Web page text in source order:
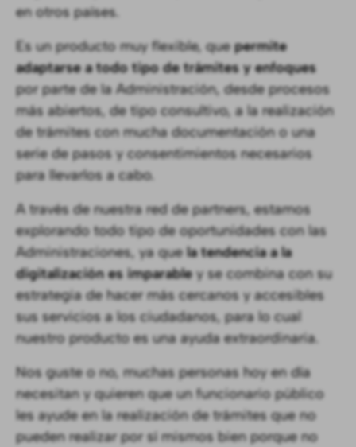
en otros países.
Es un producto muy flexible, quepermite
adaptarse a todo tipo de trámites y enfoques
por parte de la Administración, desde procesos
más abiertos, de tipo consultivo, a la realización
de trámites con mucha documentación o una
serie de pasos y consentimientos necesarios
para llevarlos a cabo.
A través de nuestra red de partners, estamos
explorando todo tipo de oportunidades con las
Administraciones, ya quela tendencia a la
digitalización es imparabley se combina con su
estrategia de hacer más cercanos y accesibles
sus servicios a los ciudadanos, para lo cual
nuestro producto es una ayuda extraordinaria.
Nos guste o no, muchas personas hoy en día
necesitan y quieren que un funcionario público
les ayude en la realización de trámites que no
pueden realizar por sí mismos bien porque no